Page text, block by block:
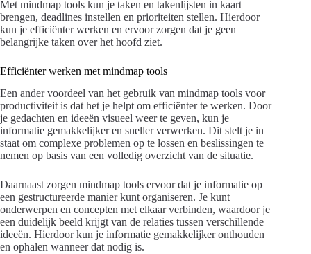
Met mindmap tools kun je taken en takenlijsten in kaart
brengen, deadlines instellen en prioriteiten stellen. Hierdoor
kun je efficiënter werken en ervoor zorgen dat je geen
belangrijke taken over het hoofd ziet.
Efficiënter werken met mindmap tools
Een ander voordeel van het gebruik van mindmap tools voor
productiviteit is dat het je helpt om efficiënter te werken. Door
je gedachten en ideeën visueel weer te geven, kun je
informatie gemakkelijker en sneller verwerken. Dit stelt je in
staat om complexe problemen op te lossen en beslissingen te
nemen op basis van een volledig overzicht van de situatie.
Daarnaast zorgen mindmap tools ervoor dat je informatie op
een gestructureerde manier kunt organiseren. Je kunt
onderwerpen en concepten met elkaar verbinden, waardoor je
een duidelijk beeld krijgt van de relaties tussen verschillende
ideeën. Hierdoor kun je informatie gemakkelijker onthouden
en ophalen wanneer dat nodig is.